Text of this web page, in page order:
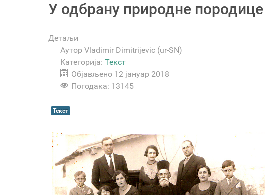
У одбрану природне породице
Детаљи
Аутор Vladimir Dimitrijevic (ur-SN)
Категорија: Текст
Објављено 12 јануар 2018
Погодака: 13145
Текст